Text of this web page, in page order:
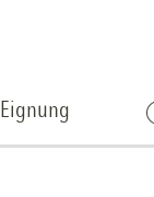
Eignung